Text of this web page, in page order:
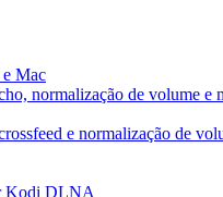
e Mac
normalização de volume e
e normalização de
Kodi DLNA